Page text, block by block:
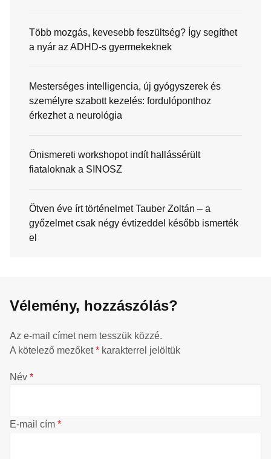
Több mozgás, kevesebb feszültség? Így segíthet
a nyár az ADHD-s gyermekeknek
Mesterséges intelligencia, új gyógyszerek és
személyre szabott kezelés: fordulóponthoz
érkezhet a neurológia
Önismereti workshopot indít hallássérült
fiataloknak a SINOSZ
Ötven éve írt történelmet Tauber Zoltán – a
győzelmet csak négy évtizeddel később ismerték
el
Vélemény, hozzászólás?
Az e-mail címet nem tesszük közzé.
A kötelező mezőket* karakterrel jelöltük
Név *
E-mail cím *